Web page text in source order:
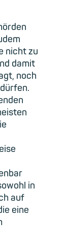
nicht zu
damit
noch
in
auf
eine